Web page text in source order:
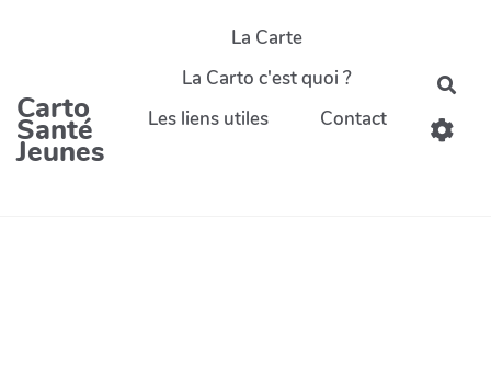
Carto
Santé
Jeunes
La Carte
La Carto c'est quoi ?
Les liens utiles
Contact